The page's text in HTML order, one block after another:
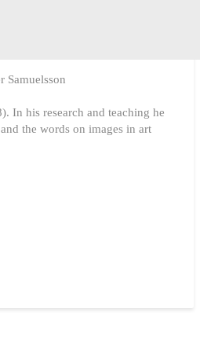
Samuelsson
In his research and teaching he
the words on images in art